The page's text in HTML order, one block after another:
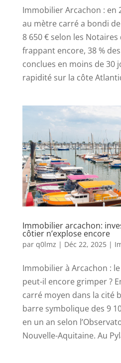
Immobilier Arcachon : en
au mètre carré a bondi
8 650 € selon les Notaires
frappant encore, 38 %
conclues en moins de 30
rapidité sur la côte
Immobilier arcachon:
côtier n’explose encore
par q0lmz | Déc 22, 2025|
Immobilier à Arcachon :
peut-il encore grimper ?
carré moyen dans la cité
barre symbolique des 9
en un an selon
Nouvelle-Aquitaine. Au